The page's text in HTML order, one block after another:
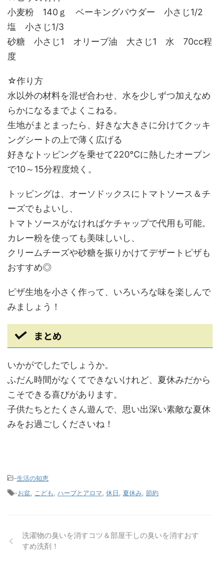
小麦粉 140ｇ ベーキングパウダー 小さじ1/2
塩 小さじ1/3
砂糖 小さじ1 オリーブ油 大さじ1 水 70cc程
度
☆作り方
水以外の材料を混ぜ合わせ、水を少しずつ加えなめ
らかになるまでよくこねる。
生地がまとまったら、好きな大きさに分けてクッキ
ングシートの上で薄く広げる
好きなトッピングを乗せて220℃に熱したオーブン
で10～15分程度焼く。
トッピングは、オーソドックスにトマトソース＆チ
ーズでもよいし、
トマトソースがなければケチャップで代用も可能。
カレー粉を使っても美味しいし、
クリームチーズや砂糖を振りかけてデザートピザも
おすすめ◎
ピザ生地を小さく作って、いろいろな味を楽しんで
みましょう！
まとめ
いかがでしたでしょうか。
ふだん時間がなくてできないけれど、夏休みだから
こそできる喜びがあります。
子供たちとたくさん遊んで、思い出深い素敵な夏休
みをお過ごしくださいね！
-生活の知恵
-お盆 こども ハーブとアロマ 休日 夏休み 節約
洗濯物の臭いを消すコツ＆部屋干しの臭いを消すおす
すめ洗剤！